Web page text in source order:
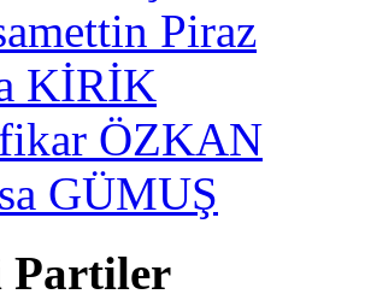
Piraz
KİRİK
ÖZKAN
GÜMUŞ
Partiler